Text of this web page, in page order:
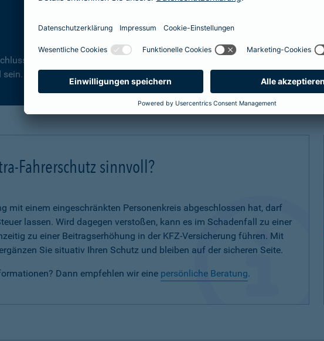
können Sie selbst bestimmen, ab wann Ihr Xtra-Fahrer-Schutz
sein.
Fahrerschutz sinnvoll?
mit einem eingeschränkten Personenkreis abgeschlossen hat, darf
lassen. Wird dagegen verstoßen, kann es im Schadenfall zu einer
zu einer Beitragserhöhung in der KFZ-Versicherung führen. Mit
Sie situativ Ihren Schutz und bleiben auf der sicheren Seite.
Dann empfehlen wir eine persönliche Beratung.